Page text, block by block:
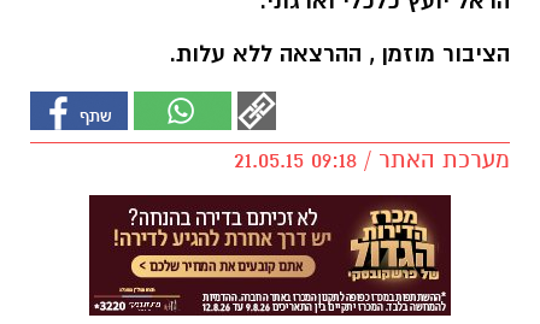
הציבור מוזמן , ההרצאה ללא עלות.
מערכת האתר / 09:18 21.05.15